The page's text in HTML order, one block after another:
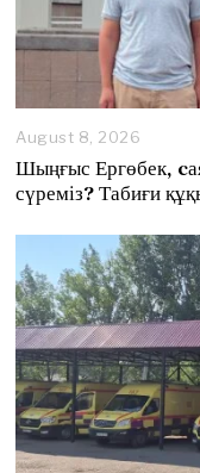
August 8, 2026
u
g
u
t
8
,
2
0
2
6
Шыңғыс Ергөбек,
сүреміз? Табиғи